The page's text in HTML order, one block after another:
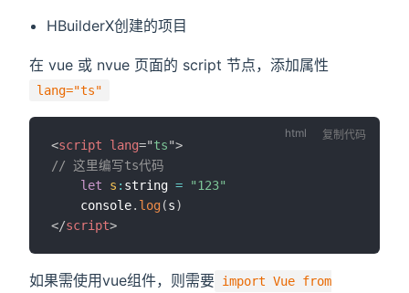
HBuilderX创建的项目
在 vue 或 nvue 页面的 script 节点，添加属性
lang="ts"
<script lang="ts">
// 这里编写ts代码
let
s : string =
"123"
	console
. log(s)
</script>
复制代码
如果需使用vue组件，则需要 import Vue from